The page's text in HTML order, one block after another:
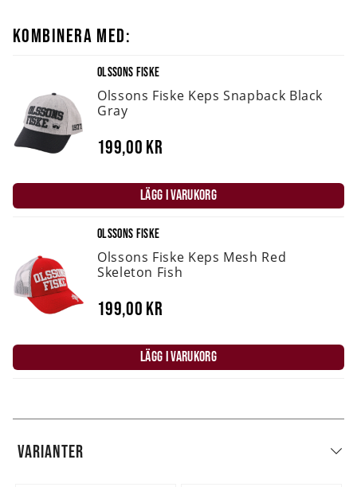
KOMBINERA MED:
OLSSONS FISKE
Olssons Fiske Keps Snapback Black
Gray
199,00 kr
LÄGG I VARUKORG
OLSSONS FISKE
Olssons Fiske Keps Mesh Red
Skeleton Fish
199,00 kr
LÄGG I VARUKORG
VARIANTER